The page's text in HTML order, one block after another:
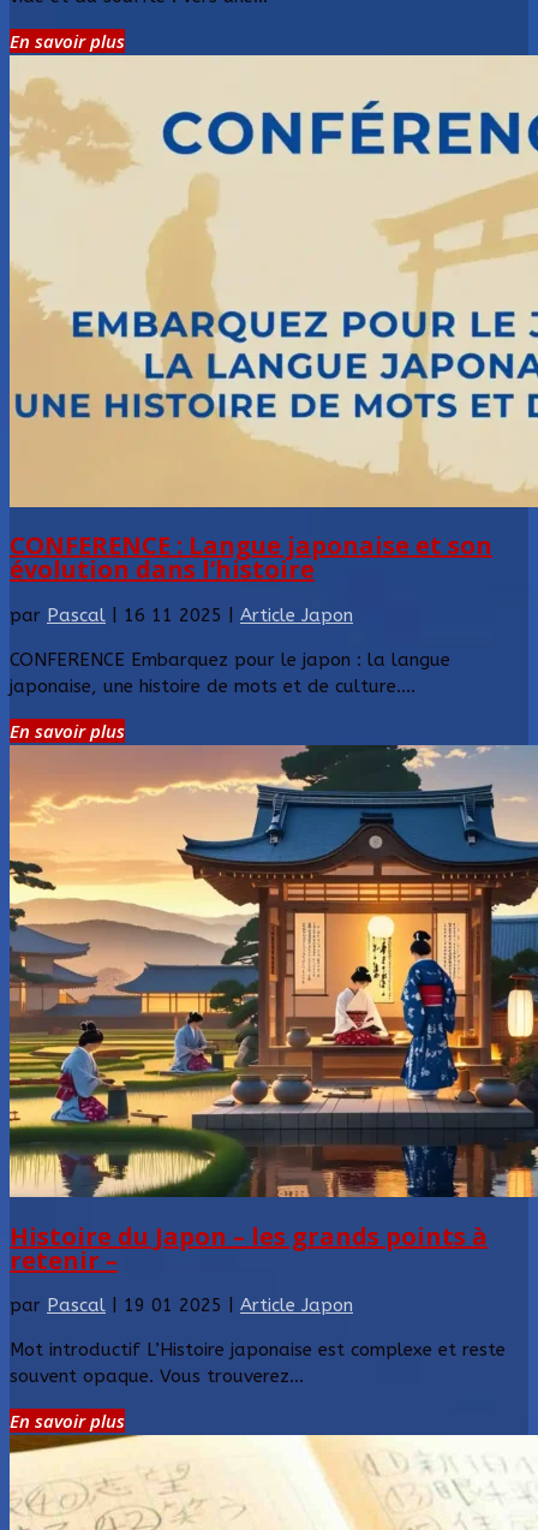
En savoir plus
CONFERENCE : Langue japonaise et son
évolution dans l’histoire
par Pascal 16 11 2025 Article Japon
CONFERENCE Embarquez pour le japon : la langue
japonaise, une histoire de mots et de culture....
En savoir plus
Histoire du Japon – les grands points à
retenir –
par Pascal 19 01 2025 Article Japon
Mot introductif L’Histoire japonaise est complexe et reste
souvent opaque. Vous trouverez...
En savoir plus